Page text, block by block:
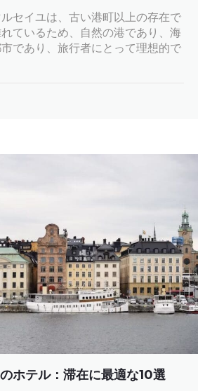
セイユは、古い港町以上の存在で
ているため、自然の港であり、海
であり、旅行者にとって理想的で
ホテル：滞在に最適な10選